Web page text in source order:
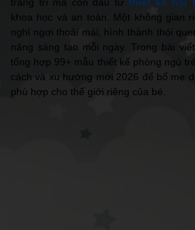
trang trí mà còn đầu tư thiết kế nội
khoa học và an toàn. Một không gian
nghỉ ngơi thoải mái, hình thành thói
năng sáng tạo mỗi ngày. Trong bài
tổng hợp 99+ mẫu thiết kế phòng ngủ
cách và xu hướng mới 2026 để bố mẹ
phù hợp cho thế giới riêng của bé.